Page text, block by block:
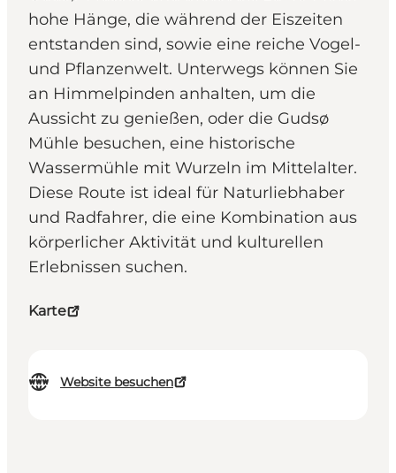
hohe Hänge, die während der Eiszeiten
entstanden sind, sowie eine reiche Vogel-
und Pflanzenwelt. Unterwegs können Sie
an Himmelpinden anhalten, um die
Aussicht zu genießen, oder die Gudsø
Mühle besuchen, eine historische
Wassermühle mit Wurzeln im Mittelalter.
Diese Route ist ideal für Naturliebhaber
und Radfahrer, die eine Kombination aus
körperlicher Aktivität und kulturellen
Erlebnissen suchen.
Karte
Website besuchen